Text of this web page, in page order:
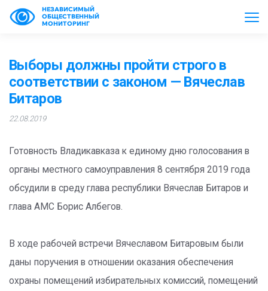
НЕЗАВИСИМЫЙ
ОБЩЕСТВЕННЫЙ
МОНИТОРИНГ
Выборы должны пройти строго в
соответствии с законом — Вячеслав
Битаров
22.08.2019
Готовность Владикавказа к единому дню голосования в
органы местного самоуправления 8 сентября 2019 года
обсудили в среду глава республики Вячеслав Битаров и
глава АМС Борис Албегов.
В ходе рабочей встречи Вячеславом Битаровым были
даны поручения в отношении оказания обеспечения
охраны помещений избирательных комиссий, помещений